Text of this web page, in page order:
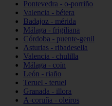
Pontevedra - o-porriño
Valencia - bétera
Badajoz - mérida
Málaga - frigiliana
Córdoba - puente-genil
Asturias - ribadesella
Valencia - chulilla
Málaga - coín
León - riaño
Teruel - teruel
Granada - illora
A-coruña - oleiros